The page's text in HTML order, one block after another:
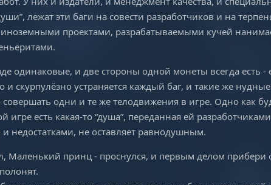
лежат эти баги на совести разработчиков и на
проектами, разрабатываемыми кучей
одинаковые, и две стороны одной монеты всегда есть -
и скурпулёзно устраняется каждый баг, и такие же
одни и те же телодвижения в игре. Одно как
игре есть какая-то “душа”, переданная ей
и недостатками, не оставляет равнодушным.
Маленький принц - проснулся, и первым делом прибери